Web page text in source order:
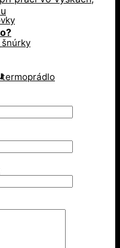
šnúrky
termoprádlo